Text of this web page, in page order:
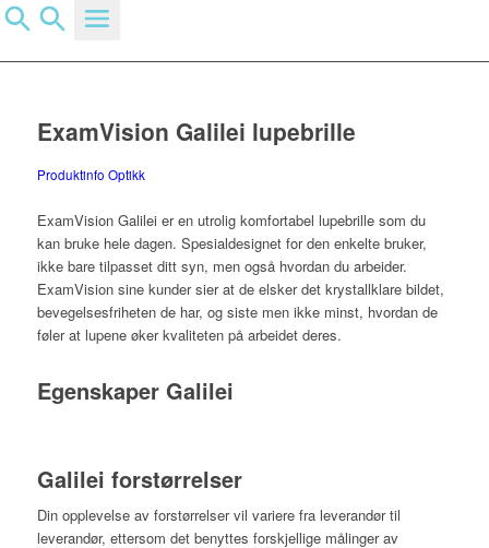
Du er her: Hjem
ExamVision Galilei lupebrille
Produktinfo Optikk
ExamVision Galilei er en utrolig komfortabel lupebrille som du
kan bruke hele dagen. Spesialdesignet for den enkelte bruker,
ikke bare tilpasset ditt syn, men også hvordan du arbeider.
ExamVision sine kunder sier at de elsker det krystallklare bildet,
bevegelsesfriheten de har, og siste men ikke minst, hvordan de
føler at lupene øker kvaliteten på arbeidet deres.
Egenskaper Galilei
Galilei forstørrelser
Din opplevelse av forstørrelser vil variere fra leverandør til
leverandør, ettersom det benyttes forskjellige målinger av